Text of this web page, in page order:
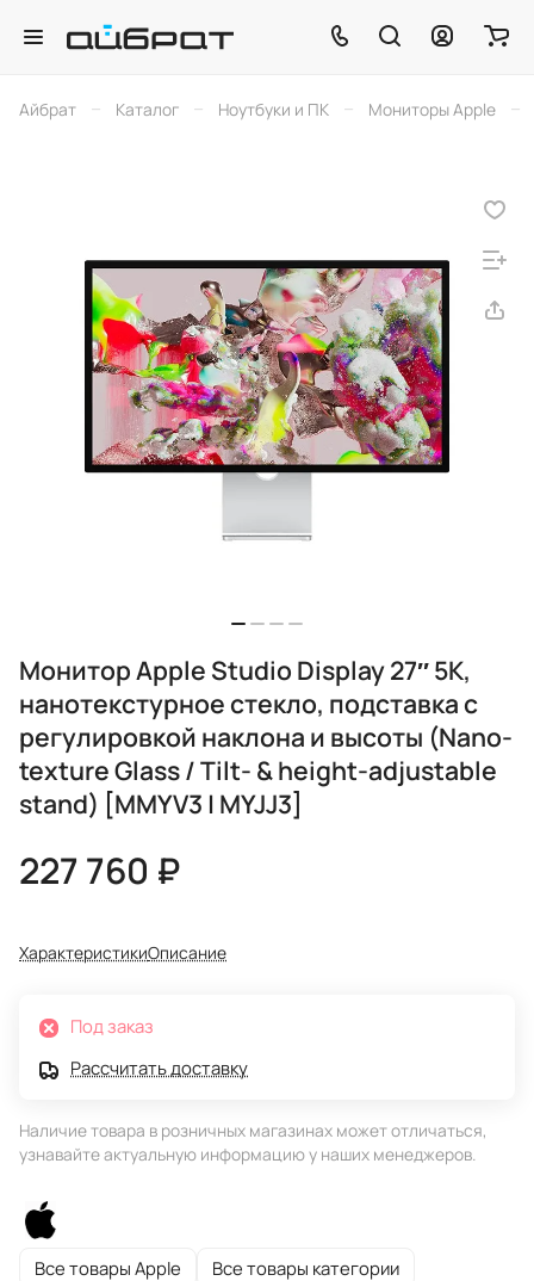
Айбрат – Каталог – Ноутбуки и ПК – Мониторы Apple –
Монитор Apple Studio Display 27″ 5K,
нанотекстурное стекло, подставка с
регулировкой наклона и высоты (Nano-
texture Glass / Tilt- & height-adjustable
stand) [MMYV3 | MYJJ3]
227 760 ₽
ХарактеристикиОписание
Под заказ
Рассчитать доставку
Наличие товара в розничных магазинах может отличаться,
узнавайте актуальную информацию у наших менеджеров.
Все товары Apple Все товары категории